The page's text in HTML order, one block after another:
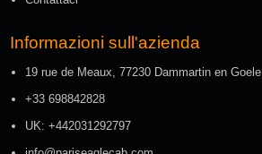
Informazioni sull'azienda
19 rue de Meaux, 77230 Dammartin en Goele
+33 698842828
UK: +442031292797